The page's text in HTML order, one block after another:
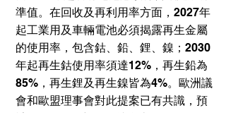
準值。在回收及再利用率方面，2027年
起工業用及車輛電池必須揭露再生金屬
的使用率，包含鈷、鉛、鋰、鎳；2030
年起再生鈷使用率須達12%，再生鉛為
85%，再生鋰及再生鎳皆為4%。歐洲議
會和歐盟理事會對此提案已有共識，預